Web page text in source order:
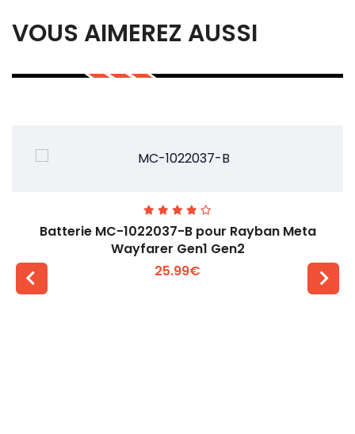
VOUS AIMEREZ AUSSI
Batterie MC-1022037-B pour Rayban Meta
Wayfarer Gen1 Gen2
25.99€